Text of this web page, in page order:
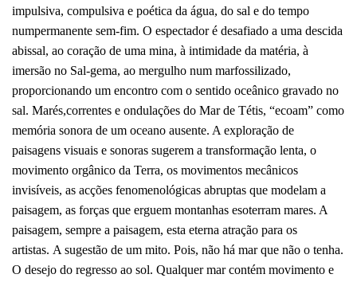
impulsiva, compulsiva e poética da água, do sal e do tempo
numpermanente sem-fim. O espectador é desafiado a uma descida
abissal, ao coração de uma mina, à intimidade da matéria, à
imersão no Sal-gema, ao mergulho num marfossilizado,
proporcionando um encontro com o sentido oceânico gravado no
sal. Marés,correntes e ondulações do Mar de Tétis, “ecoam” como
memória sonora de um oceano ausente. A exploração de
paisagens visuais e sonoras sugerem a transformação lenta, o
movimento orgânico da Terra, os movimentos mecânicos
invisíveis, as acções fenomenológicas abruptas que modelam a
paisagem, as forças que erguem montanhas esoterram mares. A
paisagem, sempre a paisagem, esta eterna atração para os
artistas. A sugestão de um mito. Pois, não há mar que não o tenha.
O desejo do regresso ao sol. Qualquer mar contém movimento e